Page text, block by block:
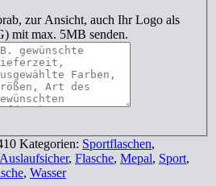
zur Ansicht, auch Ihr Logo als
mit max. 5MB senden.
Kategorien: Sportflaschen,
Auslaufsicher, Flasche, Mepal, Sport,
, Wasser